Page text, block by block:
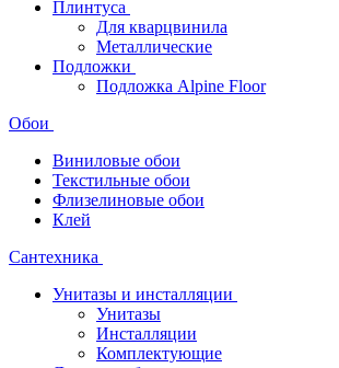
Плинтуса
Для кварцвинила
Металлические
Подложки
Подложка Alpine Floor
Обои
Виниловые обои
Текстильные обои
Флизелиновые обои
Клей
Сантехника
Унитазы и инсталляции
Унитазы
Инсталляции
Комплектующие